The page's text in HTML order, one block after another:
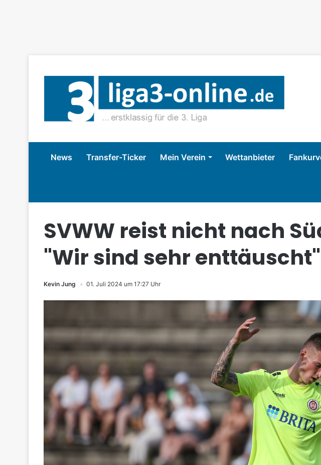
News Transfer-Ticker Mein Verein Wettanbieter
SVWW reist nicht nach
"Wir sind sehr enttäuscht"
Kevin Jung 01. Juli 2024 um 17:27 Uhr